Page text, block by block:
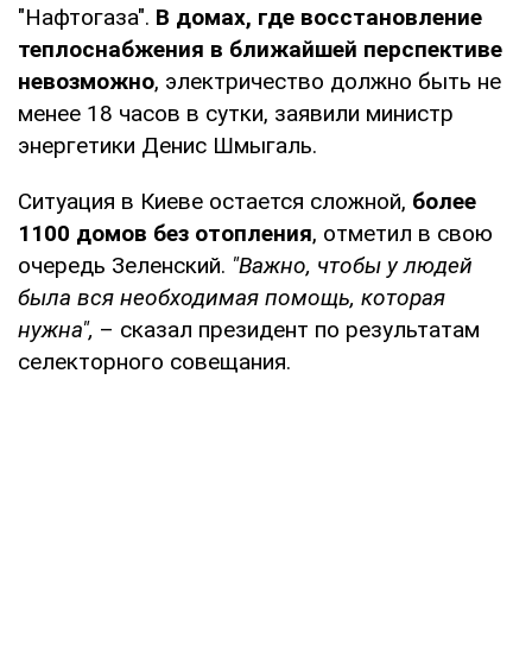
"Нафтогаза". В домах, где восстановление
теплоснабжения в ближайшей перспективе
невозможно, электричество должно быть не
менее 18 часов в сутки, заявили министр
энергетики Денис Шмыгаль.
Ситуация в Киеве остается сложной, более
1100 домов без отопления, отметил в свою
очередь Зеленский. "Важно, чтобы у людей
была вся необходимая помощь, которая
нужна", – сказал президент по результатам
селекторного совещания.